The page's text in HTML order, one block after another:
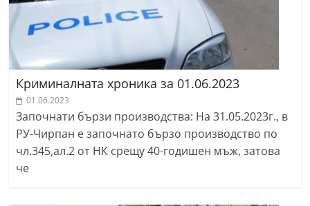
Криминалната хроника за 01.06.2023
01.06.2023
Започнати бързи производства: На 31.05.2023г., в
РУ-Чирпан е започнато бързо производство по
чл.345,ал.2 от НК срещу 40-годишен мъж, затова
че